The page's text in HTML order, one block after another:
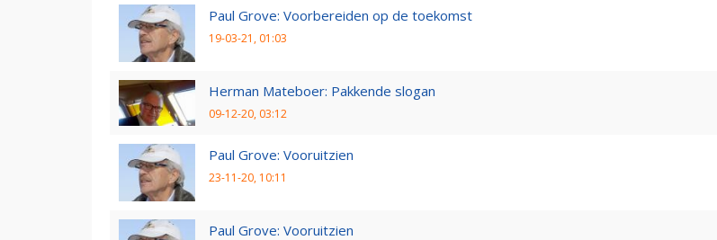
Paul Grove: Voorbereiden op de toekomst
19-03-21, 01:03
Herman Mateboer: Pakkende slogan
09-12-20, 03:12
Paul Grove: Vooruitzien
23-11-20, 10:11
Paul Grove: Vooruitzien